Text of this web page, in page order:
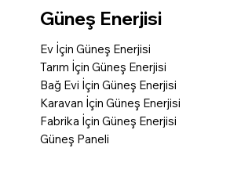
Güneş Enerjisi
Ev İçin Güneş Enerjisi
Tarım İçin Güneş Enerjisi
Bağ Evi İçin Güneş Enerjisi
Karavan İçin Güneş Enerjisi
Fabrika İçin Güneş Enerjisi
Güneş Paneli